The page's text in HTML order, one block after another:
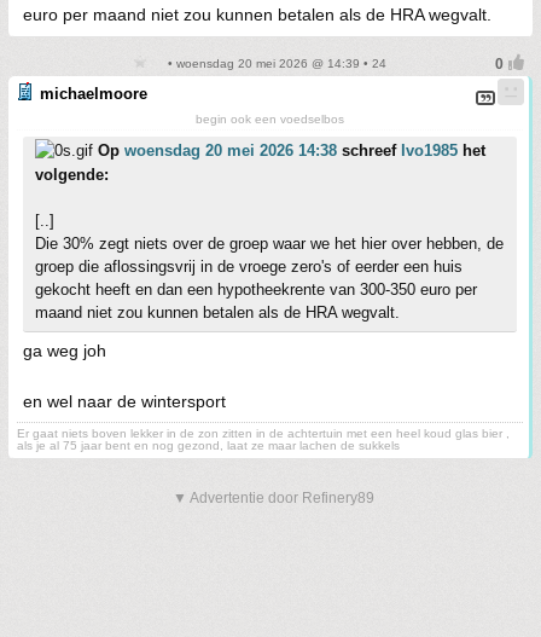
euro per maand niet zou kunnen betalen als de HRA wegvalt.
• woensdag 20 mei 2026 @ 14:39 • 24
michaelmoore
begin ook een voedselbos
Op woensdag 20 mei 2026 14:38 schreef Ivo1985 het
volgende:
[..]
Die 30% zegt niets over de groep waar we het hier over hebben, de
groep die aflossingsvrij in de vroege zero's of eerder een huis
gekocht heeft en dan een hypotheekrente van 300-350 euro per
maand niet zou kunnen betalen als de HRA wegvalt.
ga weg joh
en wel naar de wintersport
Er gaat niets boven lekker in de zon zitten in de achtertuin met een heel koud glas bier ,
als je al 75 jaar bent en nog gezond, laat ze maar lachen de sukkels
▼ Advertentie door Refinery89